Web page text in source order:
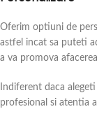
Oferim optiuni de
astfel incat sa puteti
a va promova
Indiferent daca
profesional si atentia